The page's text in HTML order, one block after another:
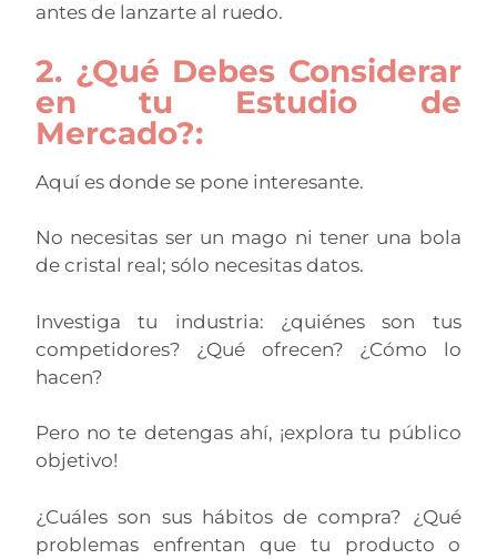
antes de lanzarte al ruedo.
2. ¿Qué Debes Considerar
en tu Estudio de
Mercado?:
Aquí es donde se pone interesante.
No necesitas ser un mago ni tener una bola
de cristal real; sólo necesitas datos.
Investiga tu industria: ¿quiénes son tus
competidores? ¿Qué ofrecen? ¿Cómo lo
hacen?
Pero no te detengas ahí, ¡explora tu público
objetivo!
¿Cuáles son sus hábitos de compra? ¿Qué
problemas enfrentan que tu producto o